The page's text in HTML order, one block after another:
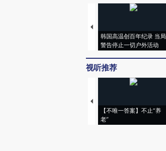
韩国高温创百年纪录 当局
警告停止一切户外活动
视听推荐
【不唯一答案】不止“养
老”